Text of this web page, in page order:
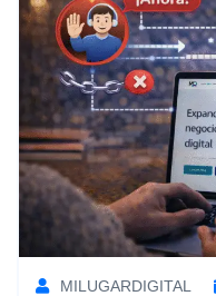
MILUGARDIGITAL